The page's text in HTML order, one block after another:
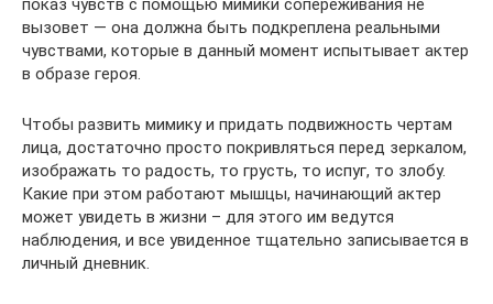
вызовет — она должна быть подкреплена реальными
чувствами, которые в данный момент испытывает актер
в образе героя.
Чтобы развить мимику и придать подвижность чертам
лица, достаточно просто покривляться перед зеркалом,
изображать то радость, то грусть, то испуг, то злобу.
Какие при этом работают мышцы, начинающий актер
может увидеть в жизни – для этого им ведутся
наблюдения, и все увиденное тщательно записывается в
личный дневник.